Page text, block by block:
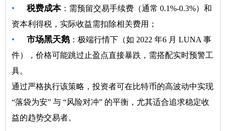
• 税费成本：需预留交易手续费（通常 0.1%-0.3%）和
资本利得税，实际收益需扣除相关费用；
• 市场黑天鹅：极端行情下（如 2022 年6 月 LUNA 事
件），价格可能跳过止盈点直接暴跌，需搭配实时预警工
具。
通过严格执行该策略，投资者可在比特币的高波动中实现
“落袋为安” 与 “风险对冲” 的平衡，尤其适合追求稳定收
益的趋势交易者。